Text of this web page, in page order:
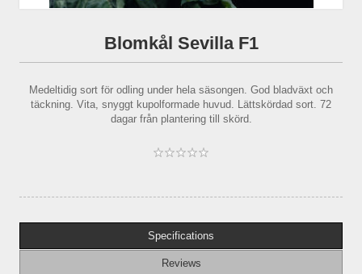
Blomkål Sevilla F1
Medeltidig sort för odling under hela säsongen. God bladväxt och
täckning. Vita, snyggt kupolformade huvud. Lättskördad sort. 72
dagar från plantering till skörd.
Specifications
Reviews